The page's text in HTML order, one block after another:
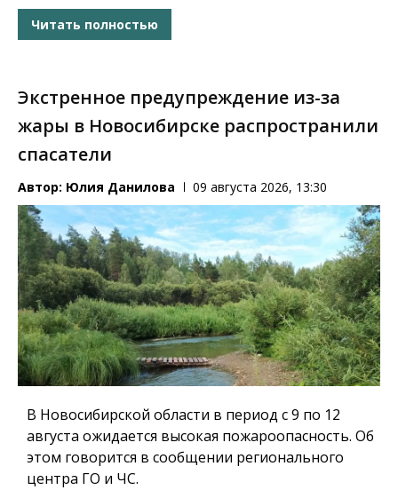
Читать полностью
Экстренное предупреждение из-за
жары в Новосибирске распространили
спасатели
Автор: Юлия Данилова 09 августа 2026, 13:30
В Новосибирской области в период с 9 по 12
августа ожидается высокая пожароопасность. Об
этом говорится в сообщении регионального
центра ГО и ЧС.